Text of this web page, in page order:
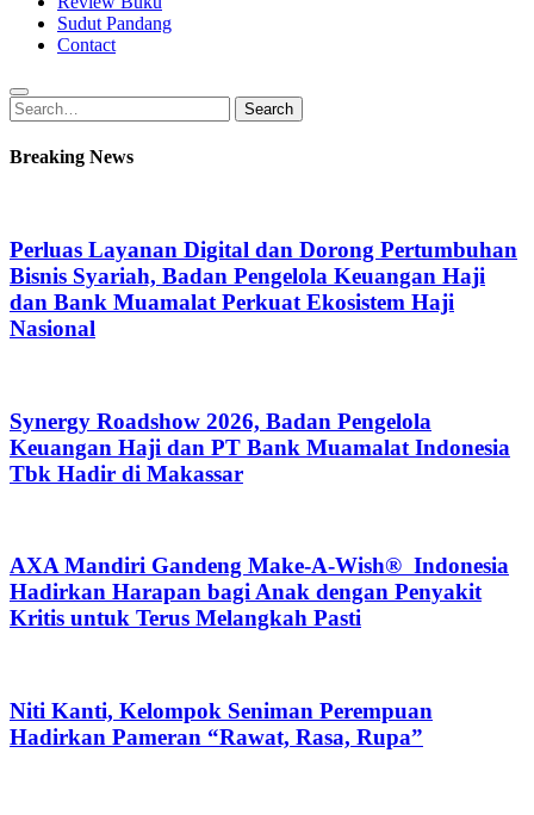
Sudut Pandang
Contact
Search
for:
Search
Breaking News
Perluas Layanan Digital dan Dorong Pertumbuhan
Bisnis Syariah, Badan Pengelola Keuangan Haji
dan Bank Muamalat Perkuat Ekosistem Haji
Nasional
Synergy Roadshow 2026, Badan Pengelola
Keuangan Haji dan PT Bank Muamalat Indonesia
Tbk Hadir di Makassar
AXA Mandiri Gandeng Make-A-Wish® Indonesia
Hadirkan Harapan bagi Anak dengan Penyakit
Kritis untuk Terus Melangkah Pasti
Niti Kanti, Kelompok Seniman Perempuan
Hadirkan Pameran “Rawat, Rasa, Rupa”